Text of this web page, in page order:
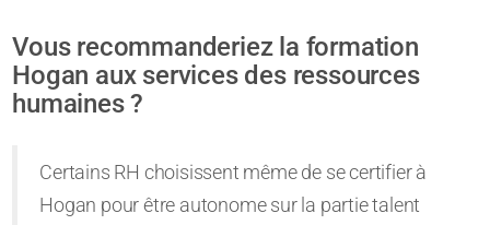
Vous recommanderiez la formation
Hogan aux services des ressources
humaines ?
Certains RH choisissent même de se certifier à
Hogan pour être autonome sur la partie talent